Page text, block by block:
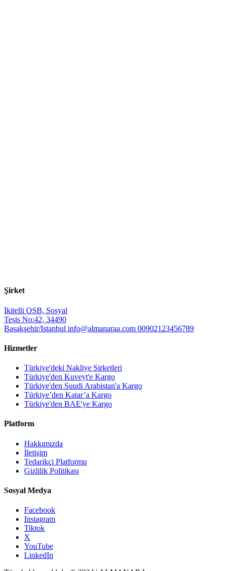
Şirket
İkitelli OSB, Sosyal
Tesis No:42, 34490
Başakşehir/Istanbul info@almanaraa.com 00902123456789
Hizmetler
Türkiye'deki Nakliye Şirketleri
Türkiye'den Kuveyt'e Kargo
Türkiye'den Suudi Arabistan'a Kargo
Türkiye’den Katar’a Kargo
Türkiye'den BAE'ye Kargo
Platform
Hakkımızda
İletişim
Tedarikçi Platformu
Gizlilik Politikası
Sosyal Medya
Facebook
Instagram
Tiktok
X
YouTube
LinkedIn